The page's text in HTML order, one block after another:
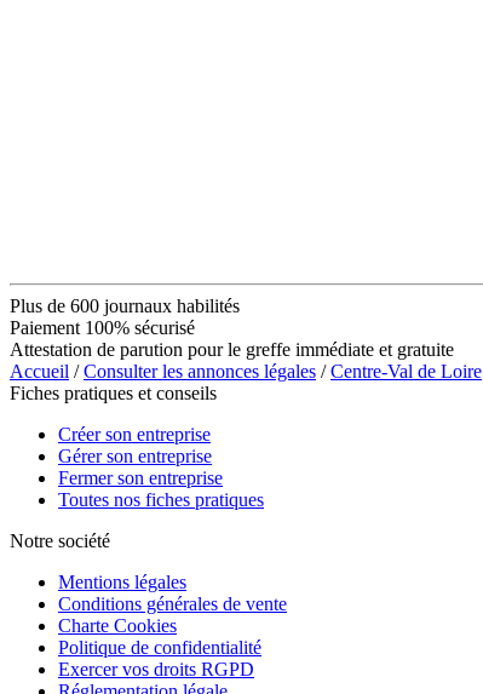
Plus de 600 journaux habilités
Paiement 100% sécurisé
Attestation de parution pour le greffe immédiate et gratuite
Accueil /Consulter les annonces légales /Centre-Val de Loire
Fiches pratiques et conseils
Créer son entreprise
Gérer son entreprise
Fermer son entreprise
Toutes nos fiches pratiques
Notre société
Mentions légales
Conditions générales de vente
Charte Cookies
Politique de confidentialité
Exercer vos droits RGPD